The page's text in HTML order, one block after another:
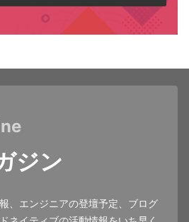
ジン
、エンジニアの登壇予定、ブログ